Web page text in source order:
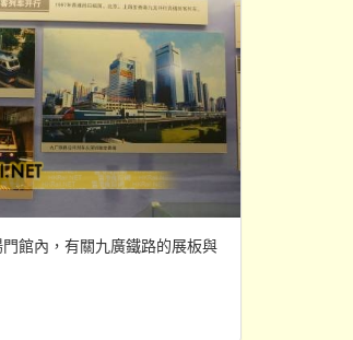
館內，有關九廣鐵路的展板與